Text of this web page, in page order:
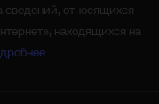
сведений, относящихся
находящихся на